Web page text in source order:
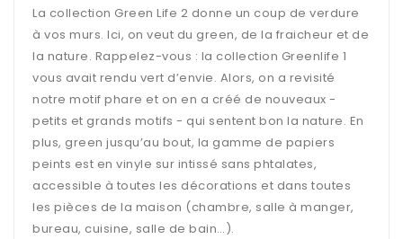
La collection Green Life 2 donne un coup de verdure
à vos murs. Ici, on veut du green, de la fraicheur et de
la nature. Rappelez-vous : la collection Greenlife 1
vous avait rendu vert d’envie. Alors, on a revisité
notre motif phare et on en a créé de nouveaux -
petits et grands motifs - qui sentent bon la nature. En
plus, green jusqu’au bout, la gamme de papiers
peints est en vinyle sur intissé sans phtalates,
accessible à toutes les décorations et dans toutes
les pièces de la maison (chambre, salle à manger,
bureau, cuisine, salle de bain…).